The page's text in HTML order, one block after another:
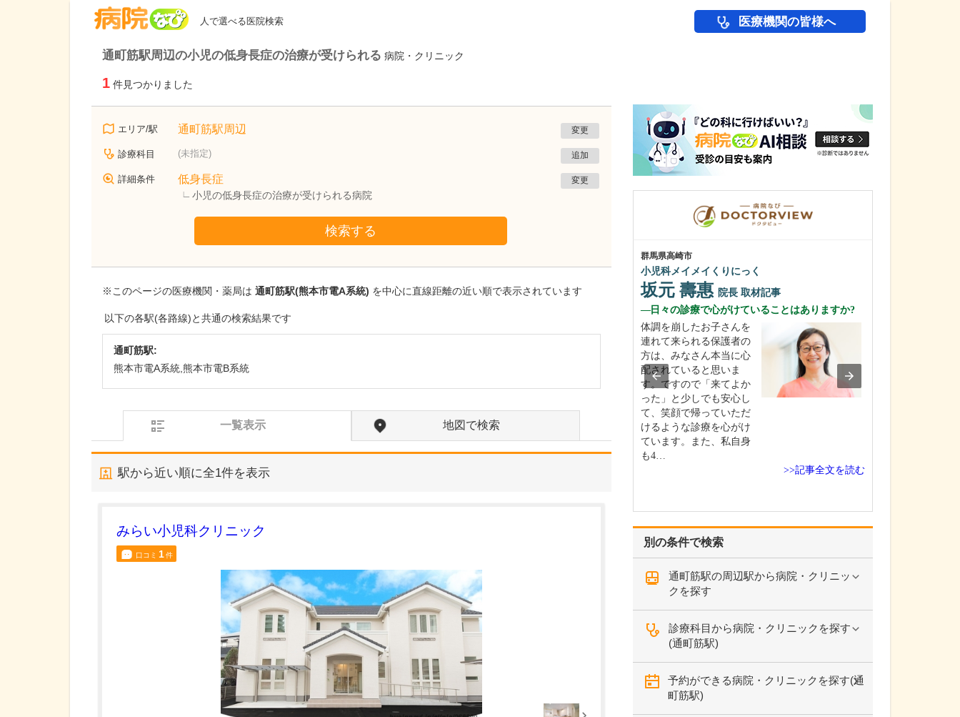
人で選べる医院検索 医療機関の皆様へ
通町筋駅周辺の小児の低身長症の治療が受けられる 病院・クリニック
1 件見つかりました
エリア/駅 通町筋駅周辺 変更
診療科目 (未指定) 追加
詳細条件 低身長症
小児の低身長症の治療が受けられる病院
変更
検索する
※このページの医療機関・薬局は 通町筋駅(熊本市電A系統) を中心に直線距離の近い順で表示されています
以下の各駅(各路線)と共通の検索結果です
通町筋駅:
熊本市電A系統,熊本市電B系統
一覧表示 地図で検索
駅から近い順に全1件を表示
みらい小児科クリニック
口コミ 1件
別の条件で検索
通町筋駅の周辺駅から病院・クリニッ
クを探す
診療科目から病院・クリニックを探す
(通町筋駅)
予約ができる病院・クリニックを探す(通
町筋駅)
たかしお内科ハートクリニック
高潮 征爾院長取材記事
を繰り返しながら病状は
だんだん悪くなっていき
ます。大学病院で後進の
育成に取り組みつつ、高
群馬県高崎市
小児科メイメイくりにっく
坂元 壽惠 院長 取材記事
日々の診療で心がけていることはありますか?
体調を崩したお子さんを
連れて来られる保護者の
方は、みなさん本当に心
配されていると思いま
す。ですので「来てよか
った」と少しでも安心し
て、笑顔で帰っていただ
けるような診療を心がけ
ています。また、私自身
も4…
>>記事全文を読む